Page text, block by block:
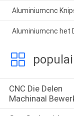
Aluminiumcnc
Aluminiumcnc het
CNC Die Delen
Machinaal